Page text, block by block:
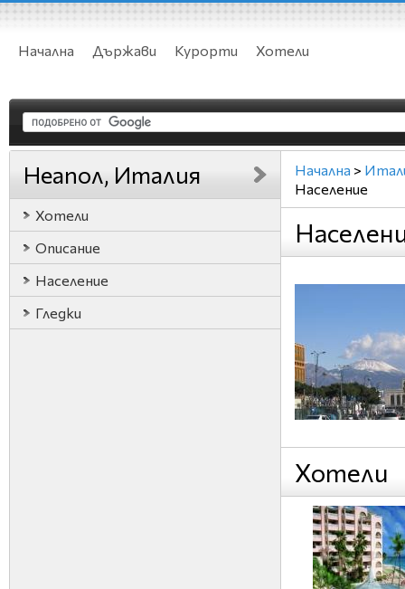
Начална Държави Курорти Хотели
Неапол, Италия
Хотели
Описание
Население
Гледки
Начална >
Население
Хотели